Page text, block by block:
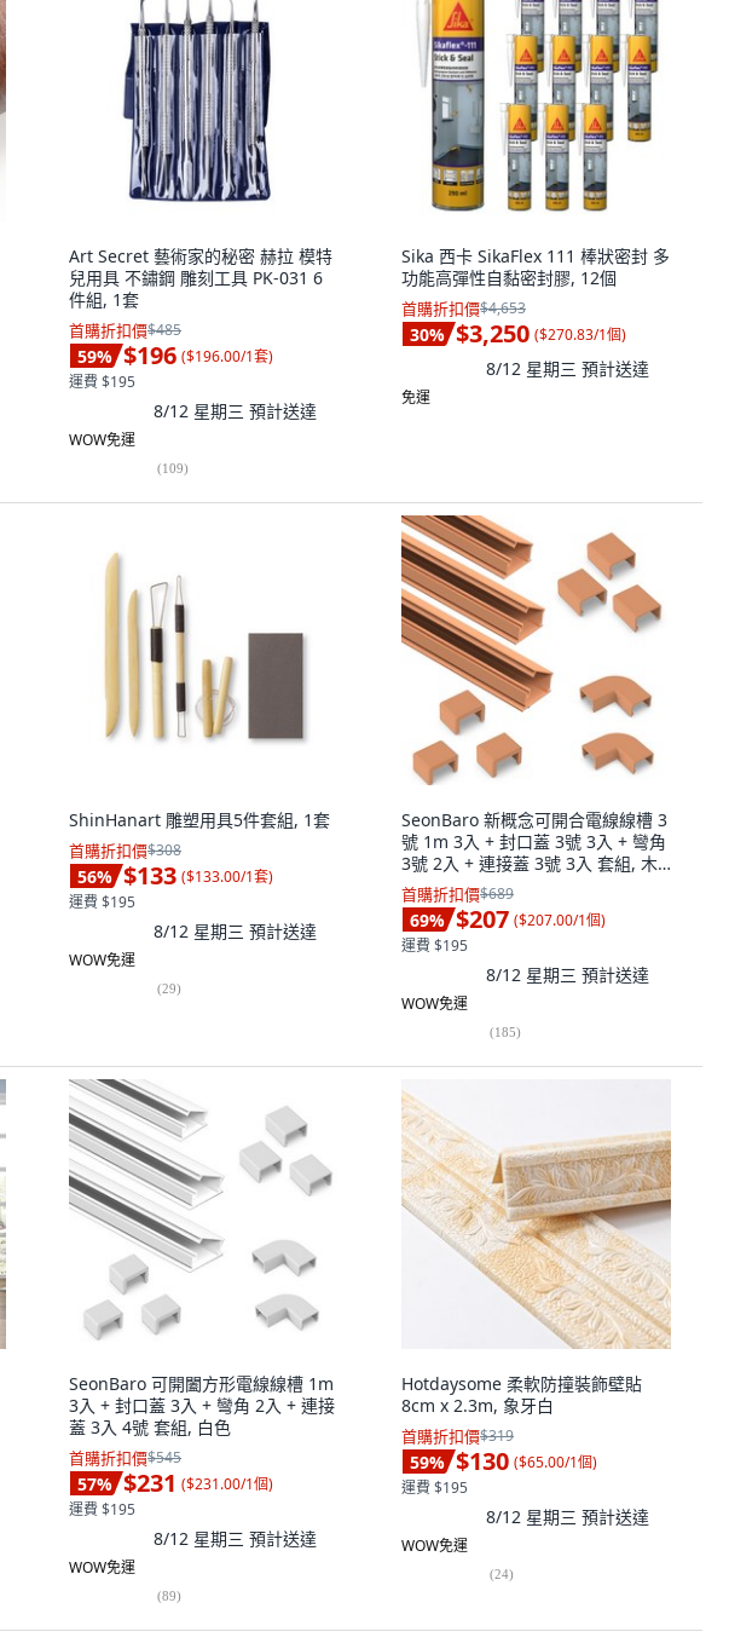
Art Secret 藝術家的秘密 赫拉 模特
兒用具 不鏽鋼 雕刻工具 PK-031 6
件組, 1套
首購折扣價$485
59% $196 ($196.00/1套)
運費 $195
8/12 星期三 預計送達
WOW免運
(109)
Sika 西卡 SikaFlex 111 棒狀密封 多
功能高彈性自黏密封膠, 12個
首購折扣價$4,653
30% $3,250 ($270.83/1個)
8/12 星期三 預計送達
免運
ShinHanart 雕塑用具5件套組, 1套
首購折扣價$308
56% $133 ($133.00/1套)
運費 $195
8/12 星期三 預計送達
WOW免運
(29)
SeonBaro 新概念可開合電線線槽 3
號 1m 3入 + 封口蓋 3號 3入 + 彎角
3號 2入 + 連接蓋 3號 3入 套組, 木
紋
首購折扣價$689
69% $207 ($207.00/1個)
運費 $195
8/12 星期三 預計送達
WOW免運
(185)
SeonBaro 可開闔方形電線線槽 1m
3入 + 封口蓋 3入 + 彎角 2入 + 連接
蓋 3入 4號 套組, 白色
首購折扣價$545
57% $231 ($231.00/1個)
運費 $195
8/12 星期三 預計送達
WOW免運
(89)
Hotdaysome 柔軟防撞裝飾壁貼
8cm x 2.3m, 象牙白
首購折扣價$319
59% $130 ($65.00/1個)
運費 $195
8/12 星期三 預計送達
WOW免運
(24)